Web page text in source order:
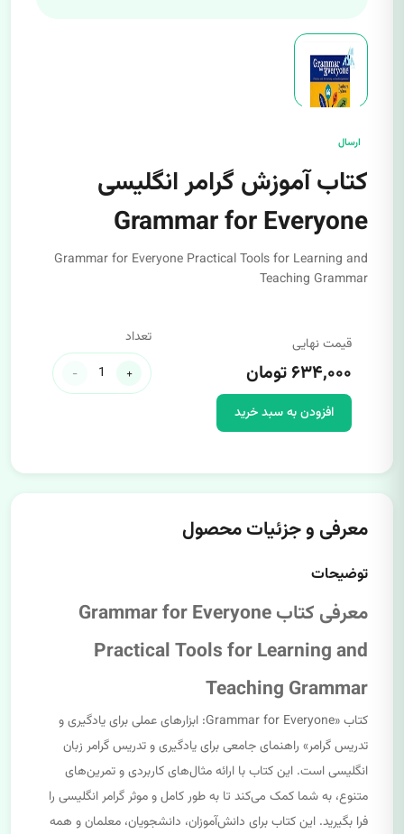
ارسال
کتاب آموزش گرامر انگلیسی
Grammar for Everyone
Grammar for Everyone Practical Tools for Learning and
Teaching Grammar
قیمت نهایی
۶۳۴,۰۰۰ تومان
تعداد
+
-
افزودن به سبد خرید
معرفی و جزئیات محصول
توضیحات
معرفی کتاب Grammar for Everyone
Practical Tools for Learning and
Teaching Grammar
کتاب «Grammar for Everyone: ابزارهای عملی برای یادگیری و
تدریس گرامر» راهنمای جامعی برای یادگیری و تدریس گرامر زبان
انگلیسی است. این کتاب با ارائه مثال‌های کاربردی و تمرین‌های
متنوع، به شما کمک می‌کند تا به طور کامل و موثر گرامر انگلیسی را
فرا بگیرید. این کتاب برای دانش‌آموزان، دانشجویان، معلمان و همه